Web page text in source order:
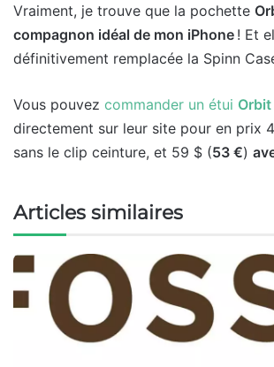
Vraiment, je trouve que la pochette
compagnon idéal de mon iPhone ! Et
définitivement remplacée la Spinn
Vous pouvez commander un étui Orbit
directement sur leur site pour en prix
sans le clip ceinture, et 59 $ (53 €)
Articles similaires